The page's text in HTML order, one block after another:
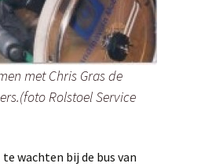
met Chris Gras de
Rolstoel Service
wachten bij de bus van